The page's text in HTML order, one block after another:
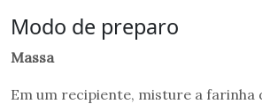
Modo de preparo
Massa
Em um recipiente, misture a farinha